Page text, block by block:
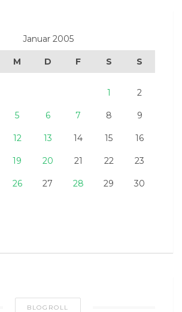
Januar 2005
M D F S S
1 2
5 6 7 8 9
12 13 14 15 16
19 20 21 22 23
26 27 28 29 30
BLOGROLL